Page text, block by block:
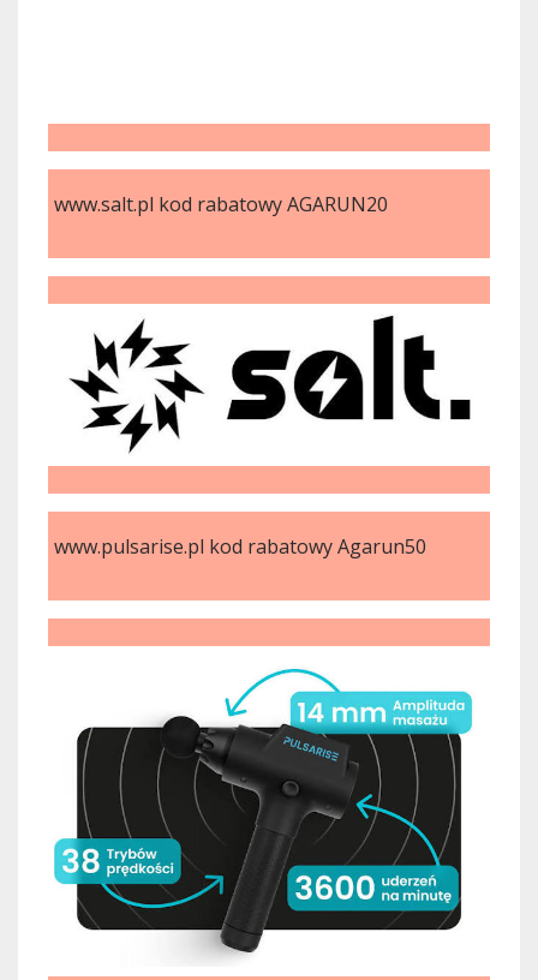
www.salt.pl kod rabatowy AGARUN20
www.pulsarise.pl kod rabatowy Agarun50